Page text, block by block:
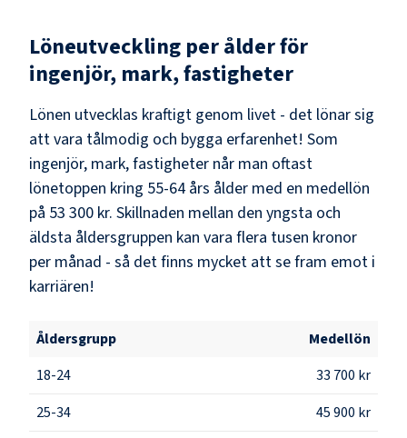
Löneutveckling per ålder för
ingenjör, mark, fastigheter
Lönen utvecklas kraftigt genom livet - det lönar sig
att vara tålmodig och bygga erfarenhet! Som
ingenjör, mark, fastigheter når man oftast
lönetoppen kring 55-64 års ålder med en medellön
på 53 300 kr. Skillnaden mellan den yngsta och
äldsta åldersgruppen kan vara flera tusen kronor
per månad - så det finns mycket att se fram emot i
karriären!
Åldersgrupp
Medellön
18-24
33 700 kr
25-34
45 900 kr